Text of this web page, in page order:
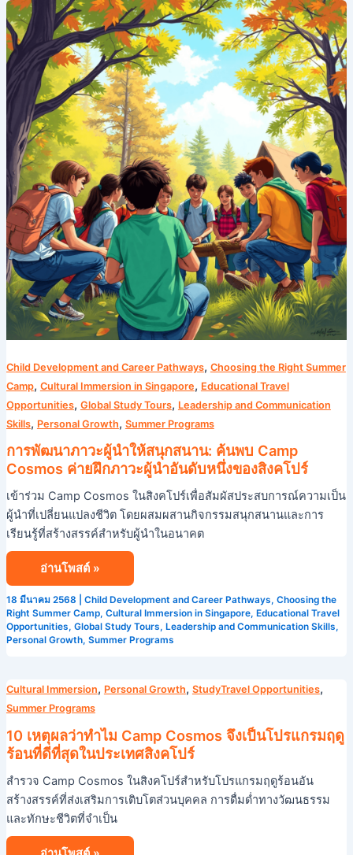
Child Development and Career Pathways, Choosing the Right Summer
Camp, Cultural Immersion in Singapore, Educational Travel
Opportunities, Global Study Tours, Leadership and Communication
Skills, Personal Growth, Summer Programs
การพัฒนาภาวะผู้นำให้สนุกสนาน: ค้นพบ Camp
Cosmos ค่ายฝึกภาวะผู้นำอันดับหนึ่งของสิงคโปร์
เข้าร่วม Camp Cosmos ในสิงคโปร์เพื่อสัมผัสประสบการณ์ความเป็น
ผู้นำที่เปลี่ยนแปลงชีวิต โดยผสมผสานกิจกรรมสนุกสนานและการ
เรียนรู้ที่สร้างสรรค์สำหรับผู้นำในอนาคต
การ
พัฒนา
ภาวะ
ผู้นำ
ให้
สนุกสนาน:
ค้น
พบ
Camp
Cosmos
ค่าย
ฝึก
ภาวะ
ผู้นำ
อันดับ
หนึ่ง
ของ
สิงคโปร์
อ่านโพสต์ »
18 มีนาคม 2568 Child Development and Career Pathways, Choosing the
Right Summer Camp, Cultural Immersion in Singapore, Educational Travel
Opportunities, Global Study Tours, Leadership and Communication Skills,
Personal Growth, Summer Programs
Cultural Immersion, Personal Growth, StudyTravel Opportunities,
Summer Programs
10 เหตุผลว่าทำไม Camp Cosmos จึงเป็นโปรแกรมฤดู
ร้อนที่ดีที่สุดในประเทศสิงคโปร์
สำรวจ Camp Cosmos ในสิงคโปร์สำหรับโปรแกรมฤดูร้อนอัน
สร้างสรรค์ที่ส่งเสริมการเติบโตส่วนบุคคล การดื่มด่ำทางวัฒนธรรม
และทักษะชีวิตที่จำเป็น
10
เหตุผล
ทำไม
Camp
Cosmos
จึง
เป็น
โปรแกรม